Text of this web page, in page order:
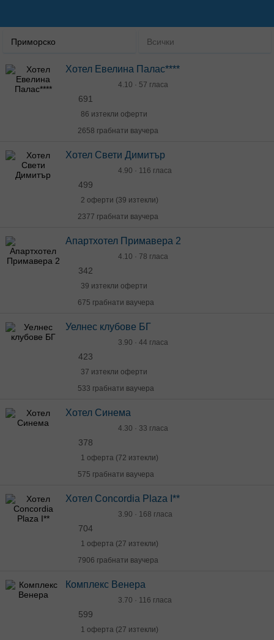
Приморско Всички
Хотел Евелина Палас****
4.10 · 57 гласа
691
86 изтекли оферти
2658 грабнати ваучера
Хотел Свети Димитър
4.90 · 116 гласа
499
2 оферти (39 изтекли)
2377 грабнати ваучера
Апартхотел Примавера 2
4.10 · 78 гласа
342
39 изтекли оферти
675 грабнати ваучера
Уелнес клубове БГ
3.90 · 44 гласа
423
37 изтекли оферти
533 грабнати ваучера
Хотел Синема
4.30 · 33 гласа
378
1 оферта (72 изтекли)
575 грабнати ваучера
Хотел Concordia Plaza I**
3.90 · 168 гласа
704
1 оферта (27 изтекли)
7906 грабнати ваучера
Комплекс Венера
3.70 · 116 гласа
599
1 оферта (27 изтекли)